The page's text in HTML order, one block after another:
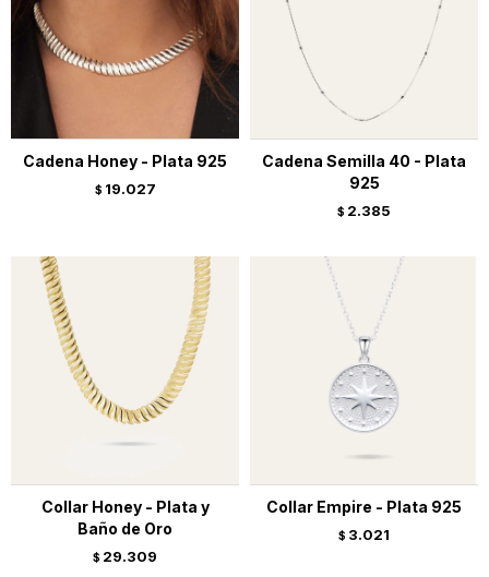
Cadena Honey - Plata 925
$ 19.027
Cadena Semilla 40 - Plata
925
$ 2.385
Collar Honey - Plata y
Baño de Oro
$ 29.309
Collar Empire - Plata 925
$ 3.021